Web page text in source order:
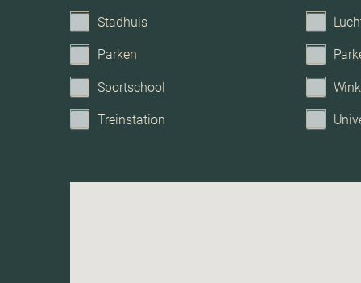
Tuintypes
Stadhuis
Parken
Sportschool
Treinstation